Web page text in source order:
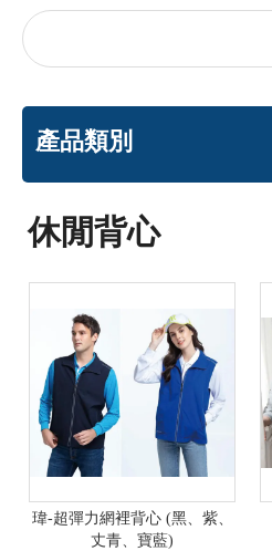
產品類別
休閒背心
瑋-超彈力網裡背心 (黑、紫、
丈青、寶藍)